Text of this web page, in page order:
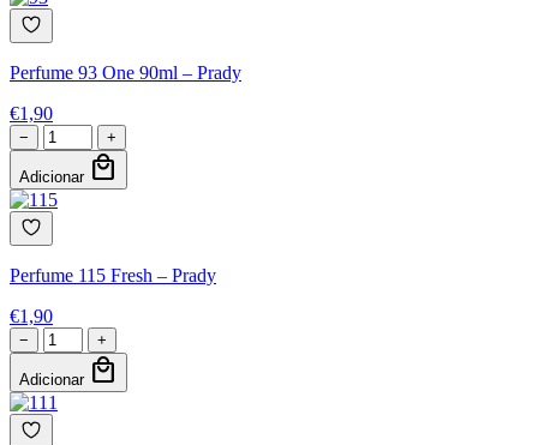
Perfume 93 One 90ml – Prady
€1,90
− +
Adicionar local_mall
Perfume 115 Fresh – Prady
€1,90
− +
Adicionar local_mall